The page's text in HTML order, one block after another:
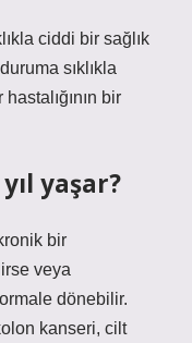
ciddi bir sağlık
sıklıkla
bir
yaşar?
bir
veya
dönebilir.
kanseri, cilt